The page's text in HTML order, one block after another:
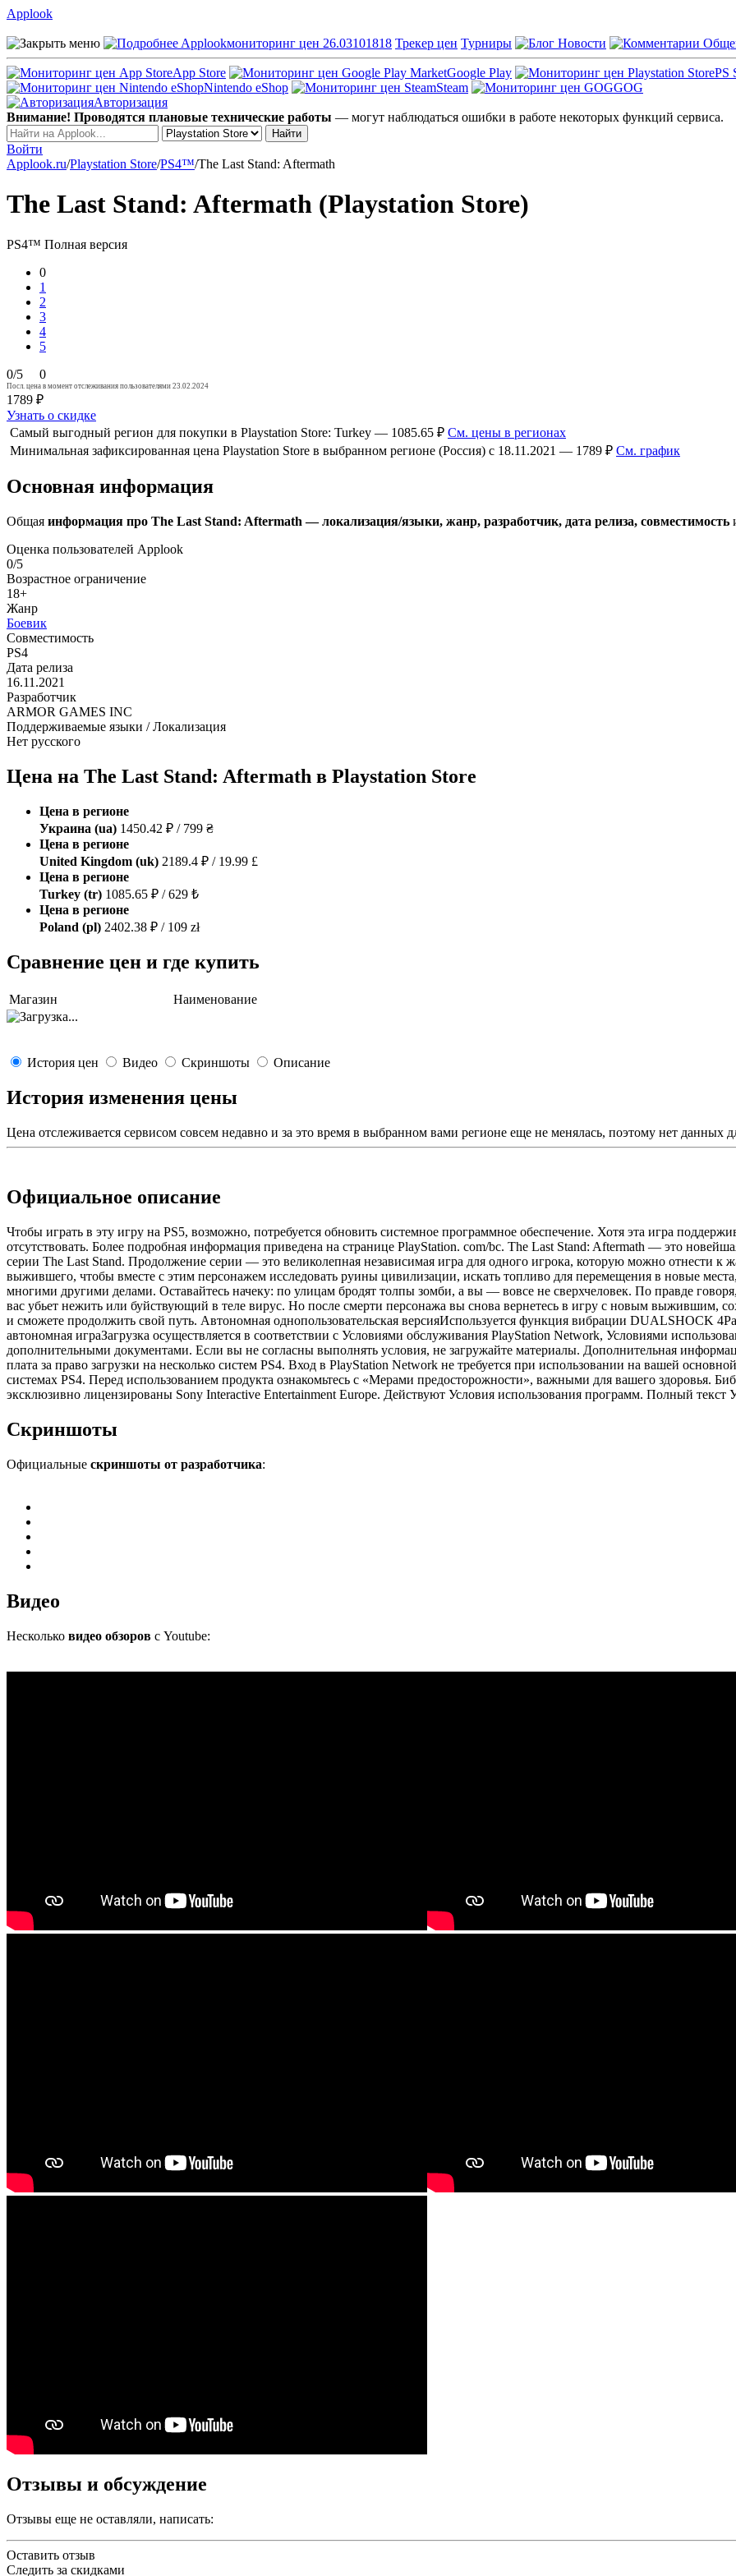
Applook
Applookмониторинг цен 26.03101818 Трекер цен Турниры Новости
App Store Google Play
PS
Nintendo eShop
Steam
GOG
Авторизация
Внимание! Проводятся плановые технические работы — могут наблюдаться ошибки в работе некоторых функций сервиса.
Войти
Applook.ru/Playstation Store/PS4™/The Last Stand: Aftermath
The Last Stand: Aftermath (Playstation Store)
PS4™ Полная версия
0
1
2
3
4
5
0/5 0
Посл. цена в момент отслеживания пользователями 23.02.2024
1789 ₽
Узнать о скидке
Самый выгодный регион для покупки в Playstation Store: Turkey — 1085.65 ₽ См. цены в регионах
Минимальная зафиксированная цена Playstation Store в выбранном регионе (Россия) с 18.11.2021 — 1789 ₽ См. график
Основная информация
Общая информация про The Last Stand: Aftermath — локализация/языки, жанр, разработчик, дата релиза, совместимость
Оценка пользователей Applook
0/5
Возрастное ограничение
18+
Жанр
Боевик
Совместимость
PS4
Дата релиза
16.11.2021
Разработчик
ARMOR GAMES INC
Поддерживаемые языки / Локализация
Нет русского
Цена на The Last Stand: Aftermath в Playstation Store
Цена в регионе
Украина (ua) 1450.42 ₽ / 799 ₴
Цена в регионе
United Kingdom (uk) 2189.4 ₽ / 19.99 £
Цена в регионе
Turkey (tr) 1085.65 ₽ / 629 ₺
Цена в регионе
Poland (pl) 2402.38 ₽ / 109 zł
Сравнение цен и где купить
Магазин Наименование
История цен Видео Скриншоты Описание
История изменения цены
Цена отслеживается сервисом совсем недавно и за это время в выбранном вами регионе еще не менялась, поэтому нет данных
Официальное описание
Чтобы играть в эту игру на PS5, возможно, потребуется обновить системное программное обеспечение. Хотя эта игра
отсутствовать. Более подробная информация приведена на странице PlayStation. com/bc. The Last Stand: Aftermath — это
серии The Last Stand. Продолжение серии — это великолепная независимая игра для одного игрока, которую можно отнести
выжившего, чтобы вместе с этим персонажем исследовать руины цивилизации, искать топливо для перемещения в новые
многими другими делами. Оставайтесь начеку: по улицам бродят толпы зомби, а вы — вовсе не сверхчеловек. По правде
вас убьет нежить или буйствующий в теле вирус. Но после смерти персонажа вы снова вернетесь в игру с новым выжившим,
и сможете продолжить свой путь. Автономная однопользовательская версияИспользуется функция вибрации DUALSHOCK
автономная играЗагрузка осуществляется в соответствии с Условиями обслуживания PlayStation Network, Условиями
дополнительными документами. Если вы не согласны выполнять условия, не загружайте материалы. Дополнительная
плата за право загрузки на несколько систем PS4. Вход в PlayStation Network не требуется при использовании на вашей
системах PS4. Перед использованием продукта ознакомьтесь с «Мерами предосторожности», важными для вашего здоровья.
эксклюзивно лицензированы Sony Interactive Entertainment Europe. Действуют Условия использования программ. Полный текст
Скриншоты
Официальные скриншоты от разработчика:
Видео
Несколько видео обзоров с Youtube:
Отзывы и обсуждение
Отзывы еще не оставляли, написать:
Оставить отзыв
Следить за скидками